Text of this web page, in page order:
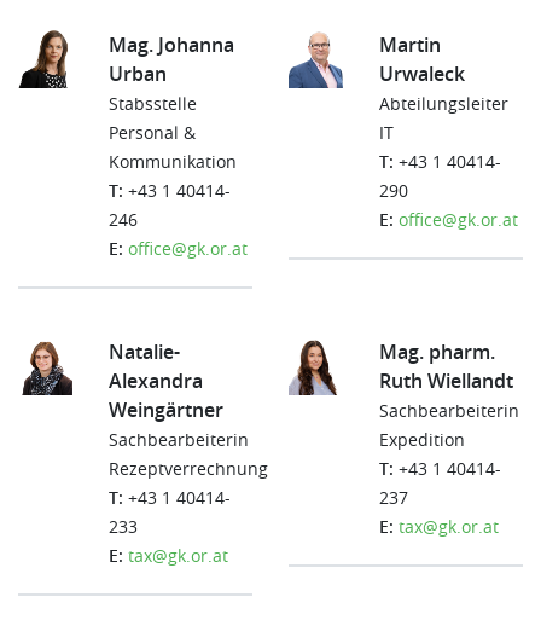
Mag. Johanna
Urban
Stabsstelle
Personal &
Kommunikation
T: +43 1 40414-
246
E: office@gk.or.at
Martin
Urwaleck
Abteilungsleiter
IT
T: +43 1 40414-
290
E: office@gk.or.at
Natalie-
Alexandra
Weingärtner
Sachbearbeiterin
Rezeptverrechnung
T: +43 1 40414-
233
E: tax@gk.or.at
Mag. pharm.
Ruth Wiellandt
Sachbearbeiterin
Expedition
T: +43 1 40414-
237
E: tax@gk.or.at